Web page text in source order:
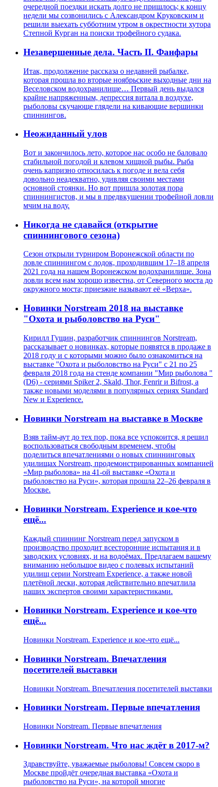
очередной поездки искать долго не пришлось; к концу
недели мы созвонились с Александром Круковским и
решили выехать субботним утром в окрестности хутора
Степной Курган на поиски трофейного судака.
Незавершенные дела. Часть II. Фанфары
Итак, продолжение рассказа о недавней рыбалке,
которая прошла во вторые ноябрьские выходные дни на
Веселовском водохранилище… Первый день выдался
крайне напряженным, депрессия витала в воздухе,
рыболовы скучающе глядели на кивающие вершинки
спиннингов.
Неожиданный улов
Вот и закончилось лето, которое нас особо не баловало
стабильной погодой и клевом хищной рыбы. Рыба
очень капризно относилась к погоде и вела себя
довольно неадекватно, удивляя своими местами
основной стоянки. Но вот пришла золотая пора
спиннингистов, и мы в предвкушении трофейной ловли
мчим на воду.
Никогда не сдавайся (открытие
спиннингового сезона)
Сезон открыли турниром Воронежской области по
ловле спиннингом с лодок, проходившим 17–18 апреля
2021 года на нашем Воронежском водохранилище. Зона
ловли всем нам хорошо известна, от Северного моста до
окружного моста; приезжие называют её «Верха».
Новинки Norstream 2018 на выставке
"Охота и рыболовство на Руси"
Кирилл Гущин, разработчик спиннингов Norstream,
рассказывает о новинках, которые появятся в продаже в
2018 году и с которыми можно было ознакомиться на
выставке "Охота и рыболовство на Руси" с 21 по 25
февраля 2018 года на стенде компании "Мир рыболова "
(D6) - сериями Spiker 2, Skald, Thor, Fenrir и Bifrost, а
также новыми моделями в популярных сериях Standard
New и Experience.
Новинки Norstream на выставке в Москве
Взяв тайм-аут до тех пор, пока все успокоится, я решил
воспользоваться свободным временем, чтобы
поделиться впечатлениями о новых спиннинговых
удилищах Norstream, продемонстрированных компанией
«Мир рыболова» на 41-ой выставке «Охота и
рыболовство на Руси», которая прошла 22–26 февраля в
Москве.
Новинки Norstream. Experience и кое-что
ещё...
Каждый спиннинг Norstream перед запуском в
производство проходит всесторонние испытания и в
заводских условиях, и на водоёмах. Предлагаем вашему
вниманию небольшое видео с полевых испытаний
удилищ серии Norstream Experience, а также новой
плетёной лески, которая действительно впечатлила
наших экспертов своими характеристиками.
Новинки Norstream. Experience и кое-что
ещё...
Новинки Norstream. Experience и кое-что ещё...
Новинки Norstream. Впечатления
посетителей выставки
Новинки Norstream. Впечатления посетителей выставки
Новинки Norstream. Первые впечатления
Новинки Norstream. Первые впечатления
Новинки Norstream. Что нас ждёт в 2017-м?
Здравствуйте, уважаемые рыболовы! Совсем скоро в
Москве пройдёт очередная выставка «Охота и
рыболовство на Руси», на которой многие